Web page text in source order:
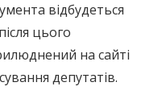
відбудеться
цього
на сайті
депутатів.